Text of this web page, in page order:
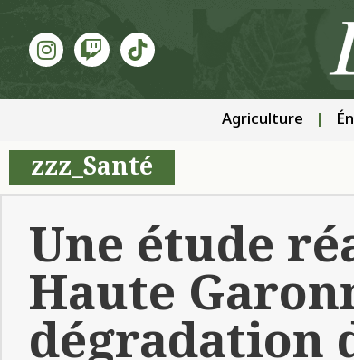
Agriculture
zzz_Santé
Une étude
Haute
dégradation